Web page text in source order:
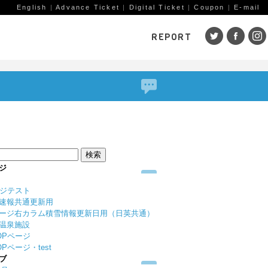
English |Advance Ticket | Digital Ticket |Coupon | E-mail
REPORT
SKI AREAS
五竜・47
野沢温泉
テスト
報共通更新用
ジ右カラム積雪情報更新日用（日英共通）
泉施設
ページ
ページ・test